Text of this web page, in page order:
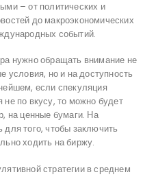
– от политических и
до макроэкономических
событий.
нужно обращать внимание не
условия, но и на доступность
если спекуляция
не по вкусу, то можно будет
на ценные бумаги. На
того, чтобы заключить
ходить на биржу.
стратегии в среднем